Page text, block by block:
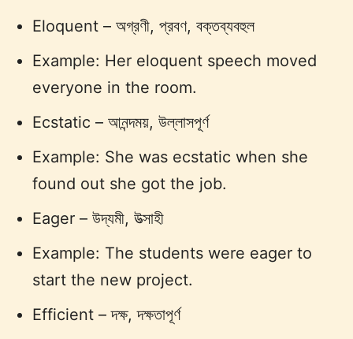
Eloquent – অগ্রণী, প্রবণ, বক্তব্যবহুল
Example: Her eloquent speech moved
everyone in the room.
Ecstatic – আনন্দময়, উল্লাসপূর্ণ
Example: She was ecstatic when she
found out she got the job.
Eager – উদ্যমী, উত্সাহী
Example: The students were eager to
start the new project.
Efficient – দক্ষ, দক্ষতাপূর্ণ